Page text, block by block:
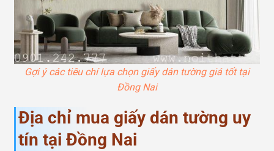
Gợi ý các tiêu chí lựa chọn giấy dán tường giá tốt tại
Đồng Nai
Địa chỉ mua giấy dán tường uy
tín tại Đồng Nai